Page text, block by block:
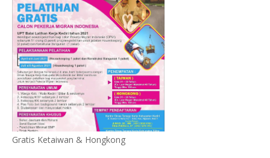
Gratis Ketaiwan & Hongkong